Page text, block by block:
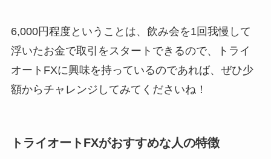
6,000円程度ということは、飲み会を1回我慢して
浮いたお金で取引をスタートできるので、トライ
オートFXに興味を持っているのであれば、ぜひ少
額からチャレンジしてみてくださいね！
トライオートFXがおすすめな人の特徴